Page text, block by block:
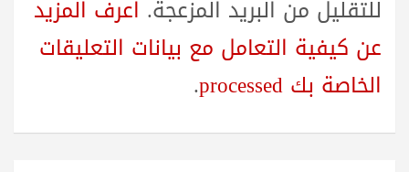
للتقليل من البريد المزعجة. اعرف المزيد
عن كيفية التعامل مع بيانات التعليقات
الخاصة بك processed
.